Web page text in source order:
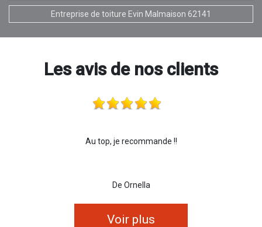
Entreprise de toiture Evin Malmaison 62141
Les avis de nos clients
Au top, je recommande !!
De Ornella
Voir plus